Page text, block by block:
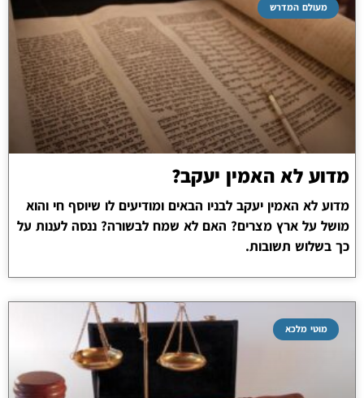
מעולם המדרש
מדוע לא האמין יעקב?
מדוע לא האמין יעקב לבניו הבאים ומודיעים לו שיוסף חי והוא
מושל על ארץ מצרים? האם לא שמח לבשורה? ננסה לענות על
כך בשלוש תשובות.
מוטי מלכא